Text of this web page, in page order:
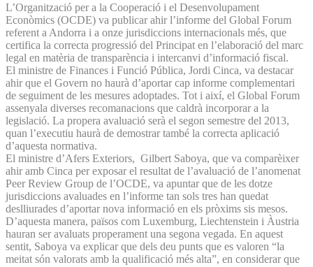
L’Organització per a la Cooperació i el Desenvolupament
Econòmics (OCDE) va publicar ahir l’informe del Global Forum
referent a Andorra i a onze jurisdiccions internacionals més, que
certifica la correcta progressió del Principat en l’elaboració del marc
legal en matèria de transparència i intercanvi d’informació fiscal.
El ministre de Finances i Funció Pública, Jordi Cinca, va destacar
ahir que el Govern no haurà d’aportar cap informe complementari
de seguiment de les mesures adoptades. Tot i així, el Global Forum
assenyala diverses recomanacions que caldrà incorporar a la
legislació. La propera avaluació serà el segon semestre del 2013,
quan l’executiu haurà de demostrar també la correcta aplicació
d’aquesta normativa.
El ministre d’Afers Exteriors, Gilbert Saboya, que va comparèixer
ahir amb Cinca per exposar el resultat de l’avaluació de l’anomenat
Peer Review Group de l’OCDE, va apuntar que de les dotze
jurisdiccions avaluades en l’informe tan sols tres han quedat
deslliurades d’aportar nova informació en els pròxims sis mesos.
D’aquesta manera, països com Luxemburg, Liechtenstein i Àustria
hauran ser avaluats properament una segona vegada. En aquest
sentit, Saboya va explicar que dels deu punts que es valoren “la
meitat són valorats amb la qualificació més alta”, en considerar que